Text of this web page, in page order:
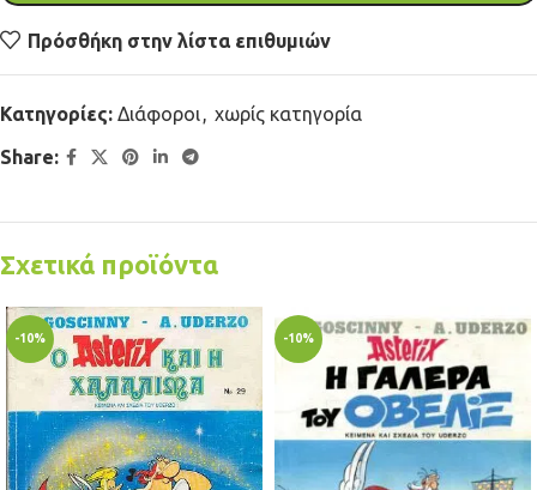
Πρόσθήκη στην λίστα επιθυμιών
Κατηγορίες: Διάφοροι, χωρίς κατηγορία
Share:
Σχετικά προϊόντα
-10% -10%